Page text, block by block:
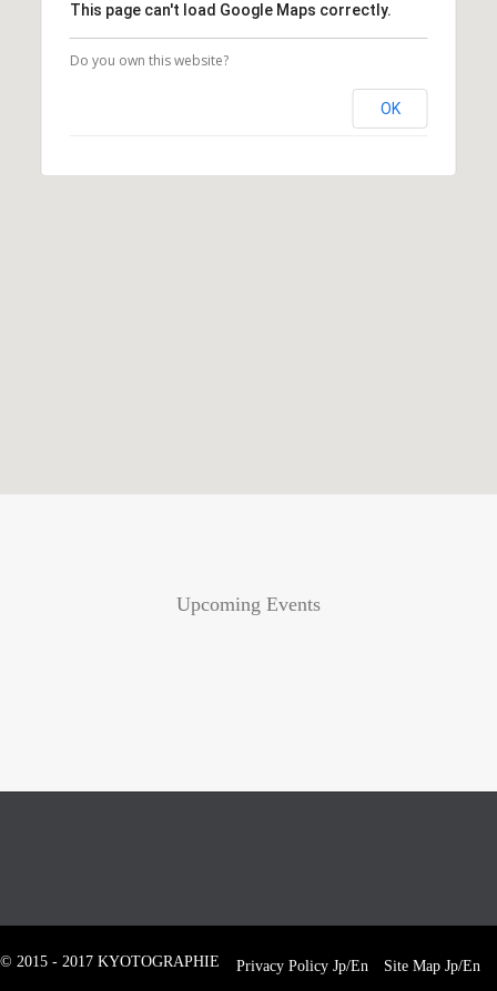
This page can't load Google Maps correctly.
Do you own this website?
OK
Upcoming Events
© 2015 - 2017 KYOTOGRAPHIE Privacy Policy Jp/En Site Map Jp/En